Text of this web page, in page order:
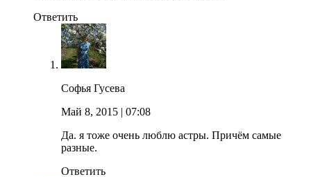
Ответить
Софья Гусева
Май 8, 2015 | 07:08
Да. я тоже очень люблю астры. Причём самые
разные.
Ответить